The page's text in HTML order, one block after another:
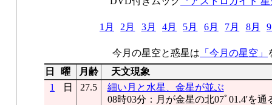
1月 2月 3月 4月 5月 6月 7月 8月
今月の星空と惑星は 「今月の星空」
日
曜 月齢
天文現象
1
日 27.5
細い月と水星、金星が並ぶ
08時03分：月が金星の北07ﾟ01.4'を通